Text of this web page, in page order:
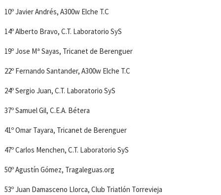
10º Javier Andrés, A300w Elche T.C
14º Alberto Bravo, C.T. Laboratorio SyS
19º Jose Mª Sayas, Tricanet de Berenguer
22º Fernando Santander, A300w Elche T.C
24º Sergio Juan, C.T. Laboratorio SyS
37º Samuel Gil, C.E.A. Bétera
41º Omar Tayara, Tricanet de Berenguer
47º Carlos Menchen, C.T. Laboratorio SyS
50º Agustín Gómez, Tragaleguas.org
53º Juan Damasceno Llorca, Club Triatlón Torrevieja